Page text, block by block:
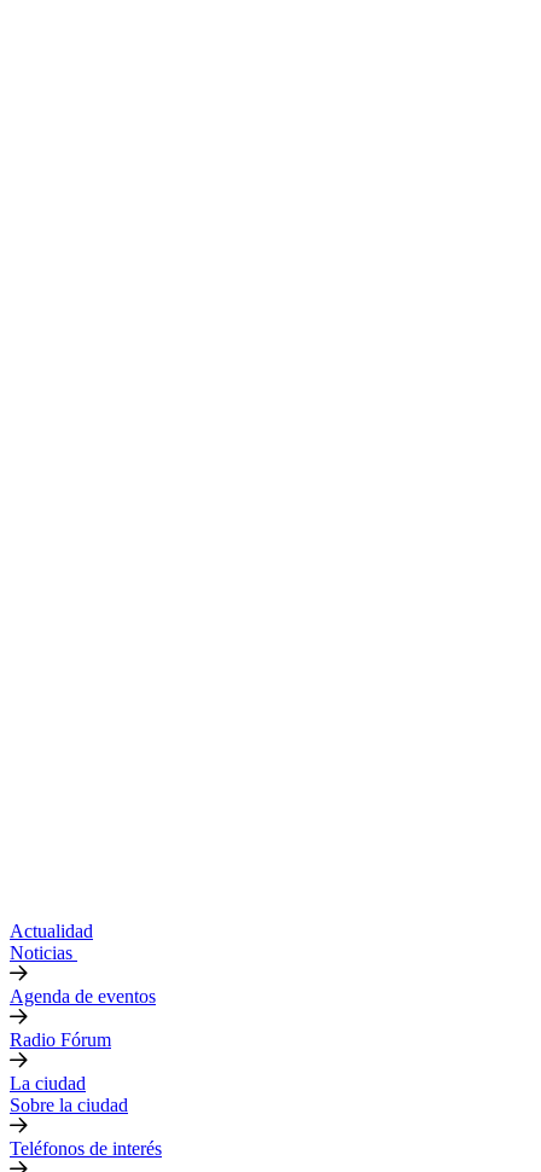
Actualidad
Noticias
Agenda de eventos
Radio Fórum
La ciudad
Sobre la ciudad
Teléfonos de interés